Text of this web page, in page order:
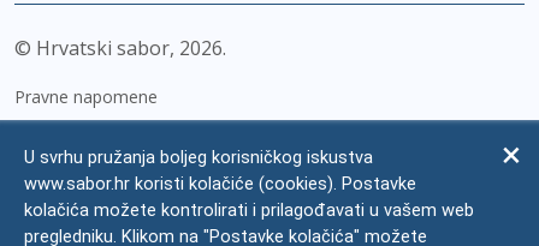
© Hrvatski sabor, 2026
Pravne napomene
Zaštita osobnih podataka
Impressum
U svrhu pružanja boljeg korisničkog iskustva
www.sabor.hr koristi kolačiće (cookies). Postavke
kolačića možete kontrolirati i prilagođavati u vašem web
pregledniku. Klikom na "Postavke kolačića" možete